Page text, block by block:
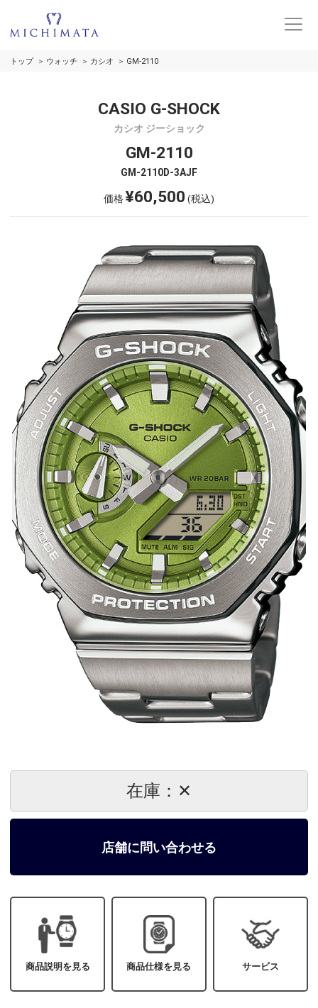
トップ ウォッチ カシオ GM-2110
CASIO G-SHOCK
カシオ ジーショック
GM-2110
GM-2110D-3AJF
価格¥60,500 (税込)
在庫：✕
店舗に問い合わせる
商品説明を見る 商品仕様を見る サービス